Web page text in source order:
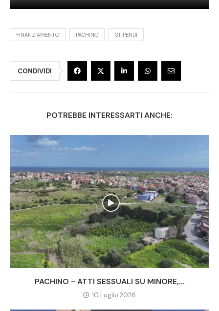
FINANZIAMENTO PACHINO STIPENDI
CONDIVIDI
POTREBBE INTERESSARTI ANCHE:
PACHINO - ATTI SESSUALI SU MINORE,...
10 Luglio 2026